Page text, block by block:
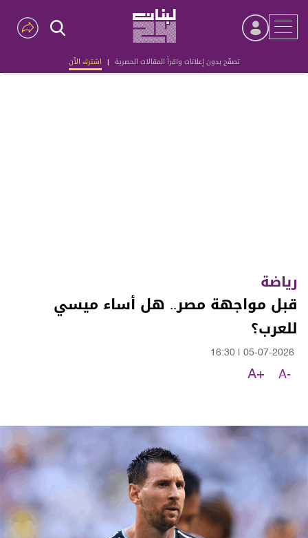
تصفّح بدون إعلانات واقرأ المقالات الحصرية | اشترك الآن
Advertisement
رياضة
قبل مواجهة مصر.. هل أساء ميسي
للعرب؟
05-07-2026
16:30
A-
A+